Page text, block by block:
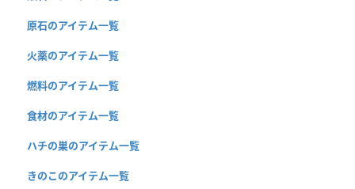
原石のアイテム一覧
火薬のアイテム一覧
燃料のアイテム一覧
食材のアイテム一覧
ハチの巣のアイテム一覧
きのこのアイテム一覧